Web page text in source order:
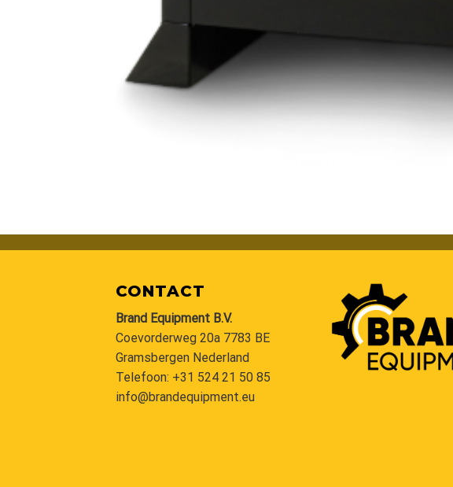
CONTACT
Brand Equipment B.V.
Coevorderweg 20a 7783 BE
Gramsbergen Nederland
Telefoon: +31 524 21 50 85
info@brandequipment.eu